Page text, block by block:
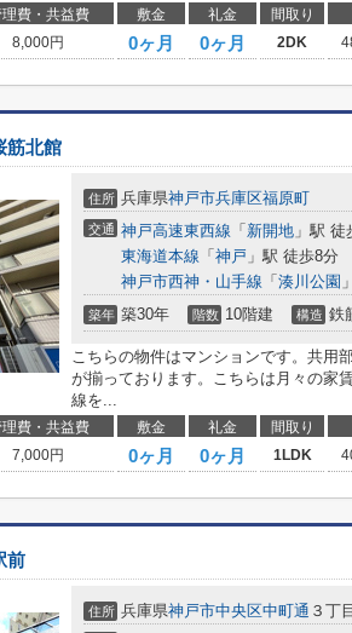
費・共益費 敷金 礼金 間取り
8,000円 0ヶ月 0ヶ月 2DK
筋北館
住所 兵庫県神戸市兵庫区福原町
交通 神戸高速東西線 「 新開地 」駅 徒
東海道本線 「 神戸 」駅 徒歩8分
神戸市西神・山手線 「 湊川公園
築年 築30年 階数 10階建 構造 鉄
こちらの物件はマンションです。共用
が揃っております。こちらは月々の家
線を...
費・共益費 敷金 礼金 間取り
7,000円 0ヶ月 0ヶ月 1LDK
前
住所 兵庫県神戸市中央区中町通 ３丁目